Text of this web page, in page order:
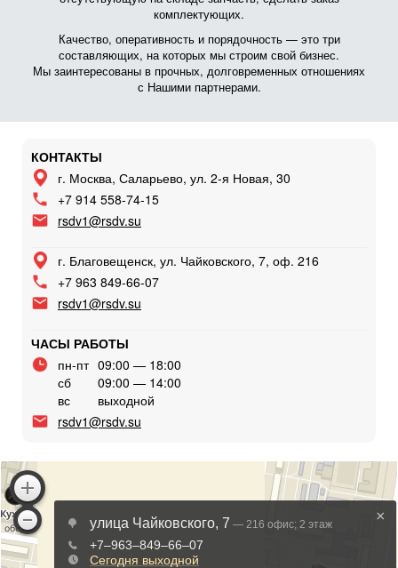
комплектующих.
Качество, оперативность и порядочность — это три
составляющих, на которых мы строим свой бизнес.
Мы заинтересованы в прочных, долговременных отношениях
с Нашими партнерами.
КОНТАКТЫ
г. Москва, Саларьево, ул. 2-я Новая, 30
+7 914 558-74-15
rsdv1@rsdv.su
г. Благовещенск, ул. Чайковского, 7, оф. 216
+7 963 849-66-07
rsdv1@rsdv.su
ЧАСЫ РАБОТЫ
пн-пт 09:00 — 18:00
сб
09:00 — 14:00
вс
выходной
rsdv1@rsdv.su